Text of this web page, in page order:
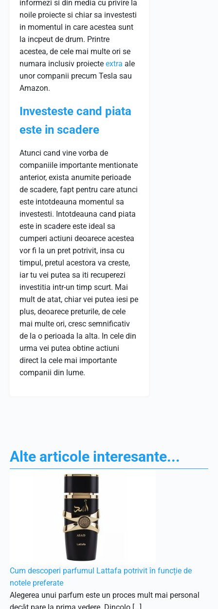
informezi si din media cu privire la
noile proiecte si chiar sa investesti
in momentul in care acestea sunt
la incpeut de drum. Printre
acestea, de cele mai multe ori se
numara inclusiv proiecte extra ale
unor companii precum Tesla sau
Amazon.
Investeste cand piata
este in scadere
Atunci cand vine vorba de
companiile importante mentionate
anterior, exista anumite perioade
de scadere, fapt pentru care atunci
este intotdeauna momentul sa
investesti. Intotdeauna cand piata
este in scadere este ideal sa
cumperi actiuni deoarece acestea
vor fi la un pret potrivit, insa cu
timpul, pretul acestora va creste,
iar tu vei putea sa iti recuperezi
investitia intr-un timp scurt. Mai
mult de atat, chiar vei putea iesi pe
plus, deoarece preturile, de cele
mai multe ori, cresc semnificativ
de la o perioada la alta. In cele din
urma vei putea obtine actiuni
direct la cele mai importante
companii din lume.
Alte articole interesante...
Cum descoperi parfumul Lattafa potrivit în funcție de
notele preferate
Alegerea unui parfum este un proces mult mai personal